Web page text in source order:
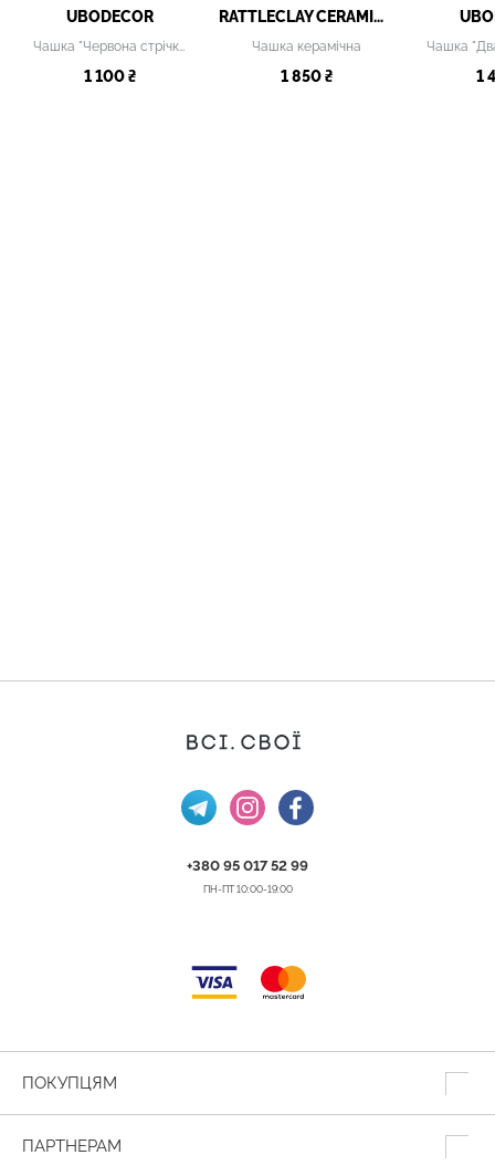
UBODECOR
Чашка "Червона стрічка"
1 100 ₴
RATTLECLAY CERAMICS
Чашка керамічна
1 850 ₴ 1
+380 95 017 52 99
ПН-ПТ 10:00-19:00
ПОКУПЦЯМ
ПАРТНЕРАМ